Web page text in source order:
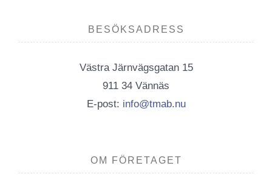
BESÖKSADRESS
Västra Järnvägsgatan 15
911 34 Vännäs
E-post: info@tmab.nu
OM FÖRETAGET